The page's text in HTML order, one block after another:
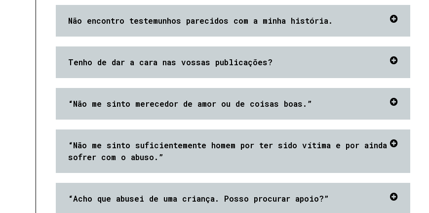
Não encontro testemunhos parecidos com a minha história.
Tenho de dar a cara nas vossas publicações?
“Não me sinto merecedor de amor ou de coisas boas.”
“Não me sinto suficientemente homem por ter sido vítima e por ainda
sofrer com o abuso.”
“Acho que abusei de uma criança. Posso procurar apoio?”